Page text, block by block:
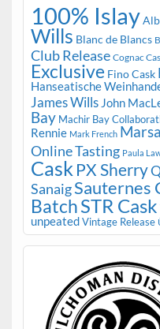
100% Islay
Wills Blanc de Blancs
Club Release Cognac
Exclusive Fino Cask
Hanseatische
James Wills John
Bay Machir Bay
Rennie Mark French
Online Tasting Paula
Cask PX Sherry
SanaigSauternes
BatchSTR Cask
unpeatedVintage Release